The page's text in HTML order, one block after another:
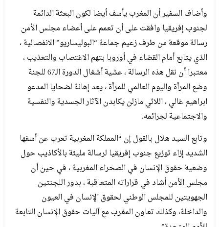
وأضاف السفير أن المغرب يأسف أيضا لكون البعثة الدائمة
لجنوب إفريقيا وافقت على أن تعمم على أعضاء مجلس الأمن
رسالة موقعة من طرف زعيم جماعة “البوليساريو” الانفصالية ،
الذي يتابع أمام القضاء في أوروبا بتهم الاغتصاب والتعذيب ،
معتبرا أن نقل هذه الرسالة ، عشية أشغال الدورة الـ67 للجنة
وضع المرأة واليوم العالمي للمرأة ، يعد إهانة لضحايا المدعو
ابراهيم غالي ، اللائي مازلن يكابدن الآثار الجسدية والنفسية
والاجتماعية لجرائمه.
وتابع السيد هلال بالقول إن “المملكة المغربية تعرب عن أسفها
الشديد إزاء توزيع جنوب إفريقيا لرسالة مليئة بالأكاذيب حول
وضعية حقوق الإنسان في الصحراء المغربية ، في حين أن
مجلس الأمن أشاد في قراراته المتعاقبة ، بدور اللجنتين
الجهويتين للمجلس الوطني لحقوق الإنسان في العيون
والداخلة، وكذلك تعاون المغرب مع آليات حقوق الإنسان التابعة